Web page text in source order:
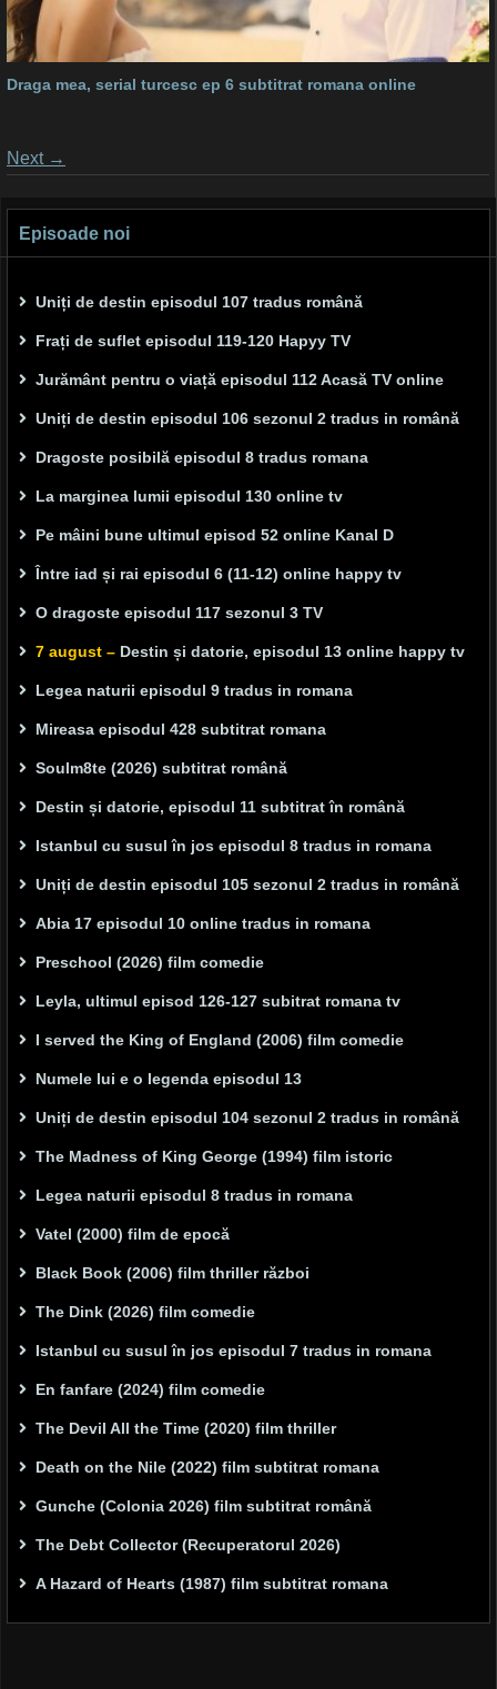
Draga mea, serial turcesc ep 6 subtitrat romana online
Posts
Next →
Episoade noi
Uniți de destin episodul 107 tradus română
Frați de suflet episodul 119-120 Hapyy TV
Jurământ pentru o viață episodul 112 Acasă TV online
Uniți de destin episodul 106 sezonul 2 tradus in română
Dragoste posibilă episodul 8 tradus romana
La marginea lumii episodul 130 online tv
Pe mâini bune ultimul episod 52 online Kanal D
Între iad și rai episodul 6 (11-12) online happy tv
O dragoste episodul 117 sezonul 3 TV
7 august – Destin și datorie, episodul 13 online happy tv
Legea naturii episodul 9 tradus in romana
Mireasa episodul 428 subtitrat romana
Soulm8te (2026) subtitrat română
Destin și datorie, episodul 11 subtitrat în română
Istanbul cu susul în jos episodul 8 tradus in romana
Uniți de destin episodul 105 sezonul 2 tradus in română
Abia 17 episodul 10 online tradus in romana
Preschool (2026) film comedie
Leyla, ultimul episod 126-127 subitrat romana tv
I served the King of England (2006) film comedie
Numele lui e o legenda episodul 13
Uniți de destin episodul 104 sezonul 2 tradus in română
The Madness of King George (1994) film istoric
Legea naturii episodul 8 tradus in romana
Vatel (2000) film de epocă
Black Book (2006) film thriller război
The Dink (2026) film comedie
Istanbul cu susul în jos episodul 7 tradus in romana
En fanfare (2024) film comedie
The Devil All the Time (2020) film thriller
Death on the Nile (2022) film subtitrat romana
Gunche (Colonia 2026) film subtitrat română
The Debt Collector (Recuperatorul 2026)
A Hazard of Hearts (1987) film subtitrat romana